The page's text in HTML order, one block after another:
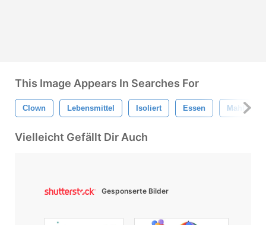
This Image Appears In Searches For
Clown Lebensmittel Isoliert Essen Mahlzeit
Vielleicht Gefällt Dir Auch
Gesponserte Bilder